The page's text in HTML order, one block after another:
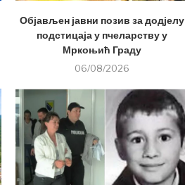
Објављен јавни позив за додјелу
подстицаја у пчеларству у
Мркоњић Граду
06/08/2026